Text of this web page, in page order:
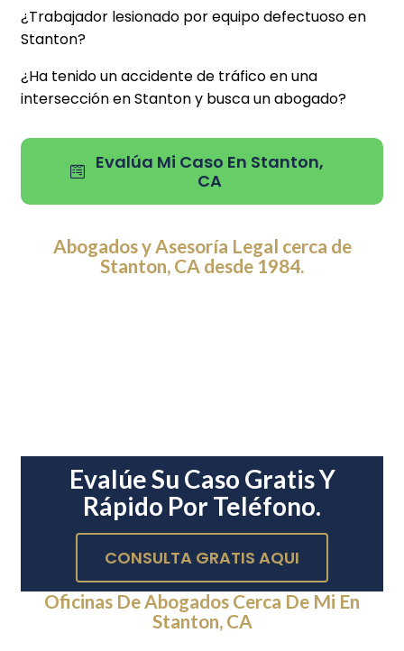
¿Trabajador lesionado por equipo defectuoso en
Stanton?
¿Ha tenido un accidente de tráfico en una
intersección en Stanton y busca un abogado?
Evalúa Mi Caso En Stanton,
CA
Abogados y Asesoría Legal cerca de
Stanton, CA desde 1984.
Evalúe Su Caso Gratis Y
Rápido Por Teléfono.
CONSULTA GRATIS AQUI
Oficinas De Abogados Cerca De Mi En
Stanton, CA